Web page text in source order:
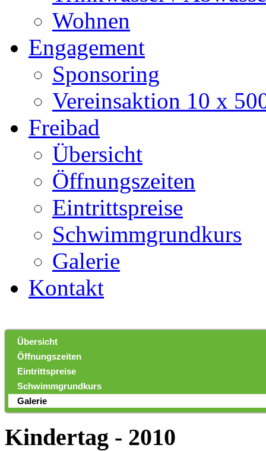
Wohnen
Engagement
Sponsoring
Vereinsaktion 10 x
Freibad
Übersicht
Öffnungszeiten
Eintrittspreise
Schwimmgrundkurs
Galerie
Kontakt
Übersicht
Öffnungszeiten
Eintrittspreise
Schwimmgrundkurs
Galerie
Kindertag - 2010